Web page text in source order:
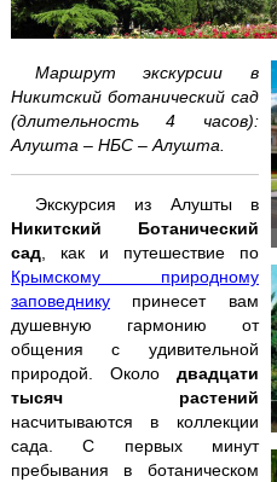
"Акватория" -
Балаклава
Бахчисарай
Большой
Волшебный
Водопад Джур-
Долина
Заповедник и
Кара-Даг +
Маршрут экскурсии в
Никитский ботанический сад
(длительность 4 часов):
Алушта – НБС – Алушта.
Экскурсия из Алушты в
Никитский Ботанический
сад, как и путешествие по
Крымскому природному
заповедникупринесет вам
душевную гармонию от
общения с удивительной
природой. Около двадцати
тысяч растений
насчитываются в коллекции
сада. С первых минут
пребывания в ботаническом